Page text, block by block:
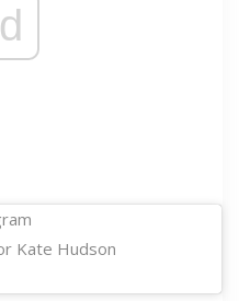
Kate Hudson